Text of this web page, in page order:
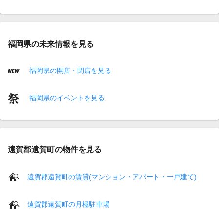
福岡県の未来情報を見る
福岡県の開店・閉店を見る
福岡県のイベントを見る
遠賀郡遠賀町の物件を見る
遠賀郡遠賀町の賃貸(マンション・アパート・一戸建て)
遠賀郡遠賀町の月極駐車場